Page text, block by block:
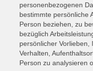
personenbezogenen
bestimmte persönliche
Person beziehen, zu
bezüglich
persönlicher Vorlieben,
Verhalten,
Person zu analysieren